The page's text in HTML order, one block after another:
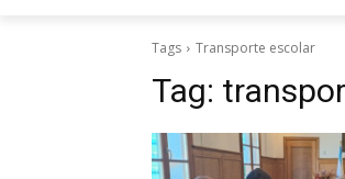
Tags Transporte escolar
Tag: